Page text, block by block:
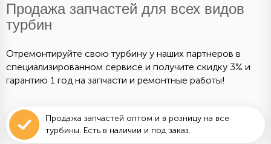
Продажа запчастей для всех видов
турбин
Отремонтируйте свою турбину у наших партнеров в
специализированном сервисе и получите скидку 3% и
гарантию 1 год на запчасти и ремонтные работы!
Продажа запчастей оптом и в розницу на все
турбины. Есть в наличии и под заказ.